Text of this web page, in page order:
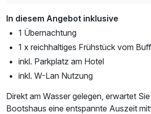
In diesem Angebot inklusive
1 Übernachtung
1 x reichhaltiges Frühstück vom
inkl. Parkplatz am Hotel
inkl. W-Lan Nutzung
Direkt am Wasser gelegen, erwartet
Bootshaus eine entspannte Auszeit